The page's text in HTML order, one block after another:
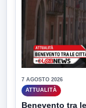
7 AGOSTO 2026
ATTUALITÀ
Benevento tra